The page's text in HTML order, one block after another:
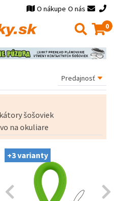
O nákupe O nás
0
šošoviek
na okuliare
+3 varianty